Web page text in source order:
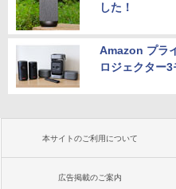
した！
Amazon プラ
ロジェクター
本サイトのご利用について
広告掲載のご案内